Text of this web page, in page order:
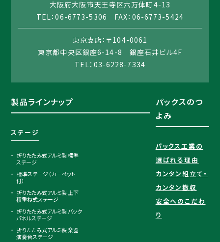
大阪府大阪市天王寺区六万体町4-13
TEL：06-6773-5306 FAX：06-6773-5424
東京支店：〒104-0061
東京都中央区銀座6-14-8 銀座石井ビル4F
TEL：03-6228-7334
製品ラインナップ
ステージ
折りたたみ式アルミ製 標準
ステージ
標準ステージ（カーペット
付）
折りたたみ式アルミ製 上下
積重ね式ステージ
折りたたみ式アルミ製 バック
パネルステージ
折りたたみ式アルミ製 楽器
演奏台ステージ
パックスのつ
よみ
パックス工業の
選ばれる理由​
カンタン組立て・
カンタン撤収
安全へのこだわ
り